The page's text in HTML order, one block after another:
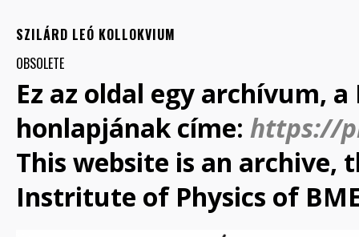
SZILÁRD LEÓ KOLLOKVIUM
OBSOLETE
Ez az oldal egy archívum,
honlapjának címe: https://
This website is an archive,
Instritute of Physics of